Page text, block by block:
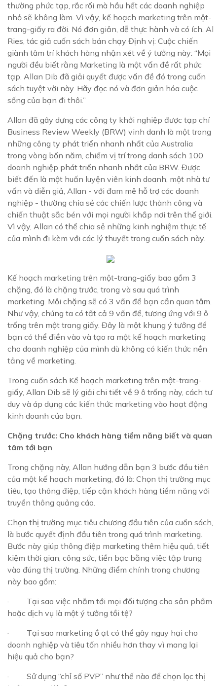
thường phức tạp, rắc rối mà hầu hết các doanh nghiệp
nhỏ sẽ không làm. Vì vậy, kế hoạch marketing trên một-
trang-giấy ra đời. Nó đơn giản, dễ thực hành và có ích. Al
Ries, tác giả cuốn sách bán chạy Định vị: Cuộc chiến
giành tâm trí khách hàng nhận xét về ý tưởng này: “Mọi
người đều biết rằng Marketing là một vấn đề rất phức
tạp. Allan Dib đã giải quyết được vấn đề đó trong cuốn
sách tuyệt vời này. Hãy đọc nó và đơn giản hóa cuộc
sống của bạn đi thôi.”
Allan đã gây dựng các công ty khởi nghiệp được tạp chí
Business Review Weekly (BRW) vinh danh là một trong
những công ty phát triển nhanh nhất của Australia
trong vòng bốn năm, chiếm vị trí trong danh sách 100
doanh nghiệp phát triển nhanh nhất của BRW. Được
biết đến là một huấn luyện viên kinh doanh, một nhà tư
vấn và diễn giả, Allan - với đam mê hỗ trợ các doanh
nghiệp - thường chia sẻ các chiến lược thành công và
chiến thuật sắc bén với mọi người khắp nơi trên thế giới.
Vì vậy, Allan có thể chia sẻ những kinh nghiệm thực tế
của mình đi kèm với các lý thuyết trong cuốn sách này.
Kế hoạch marketing trên một-trang-giấy bao gồm 3
chặng, đó là chặng trước, trong và sau quá trình
marketing. Mỗi chặng sẽ có 3 vấn đề bạn cần quan tâm.
Như vậy, chúng ta có tất cả 9 vấn đề, tương ứng với 9 ô
trống trên một trang giấy. Đây là một khung ý tưởng để
bạn có thể điền vào và tạo ra một kế hoạch marketing
cho doanh nghiệp của mình dù không có kiến thức nền
tảng về marketing.
Trong cuốn sách Kế hoạch marketing trên một-trang-
giấy, Allan Dib sẽ lý giải chi tiết về 9 ô trống này, cách tư
duy và áp dụng các kiến thức marketing vào hoạt động
kinh doanh của bạn.
Chặng trước: Cho khách hàng tiềm năng biết và quan
tâm tới bạn
Trong chặng này, Allan hướng dẫn bạn 3 bước đầu tiên
của một kế hoạch marketing, đó là: Chọn thị trường mục
tiêu, tạo thông điệp, tiếp cận khách hàng tiềm năng với
truyền thông quảng cáo.
Chọn thị trường mục tiêu chương đầu tiên của cuốn sách,
là bước quyết định đầu tiên trong quá trình marketing.
Bước này giúp thông điệp marketing thêm hiệu quả, tiết
kiệm thời gian, công sức, tiền bạc bằng việc tập trung
vào đúng thị trường. Những điểm chính trong chương
này bao gồm:
· Tại sao việc nhắm tới mọi đối tượng cho sản phẩm
hoặc dịch vụ là một ý tưởng tồi tệ?
· Tại sao marketing ồ ạt có thể gây nguy hại cho
doanh nghiệp và tiêu tốn nhiều hơn thay vì mang lại
hiệu quả cho bạn?
· Sử dụng “chỉ số PVP” như thế nào để chọn lọc thị